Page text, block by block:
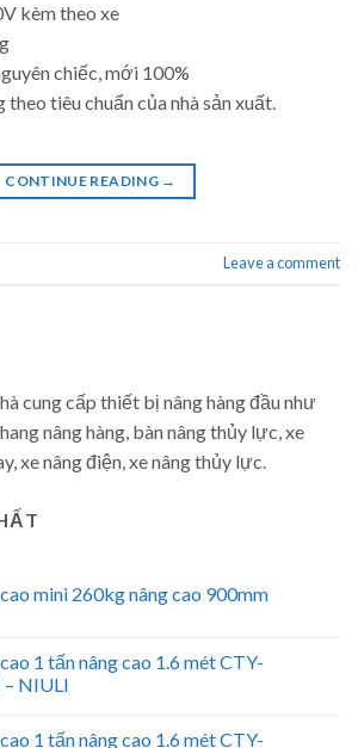
kèm theo xe
chiếc, mới 100%
theo tiêu chuẩn của nhà sản xuất.
CONTINUE READING →
Leave a comment
cung cấp thiết bị nâng hàng đầu như
nâng hàng, bàn nâng thủy lực, xe
xe nâng điện, xe nâng thủy lực.
mini 260kg nâng cao 900mm
1 tấn nâng cao 1.6 mét CTY-
NIULI
1 tấn nâng cao 1.6 mét CTY-